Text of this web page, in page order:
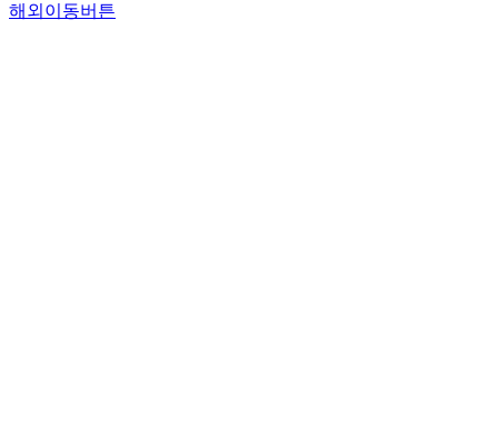
해외이동버튼